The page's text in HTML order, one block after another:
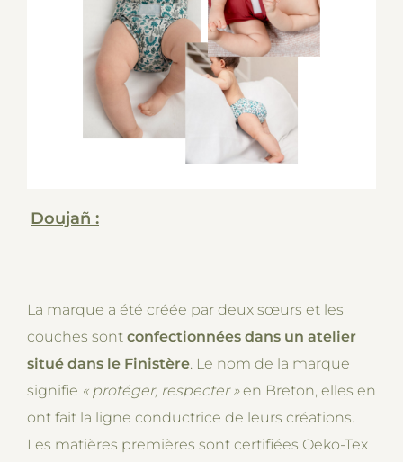
Doujañ :
La marque a été créée par deux sœurs et les
couches sont confectionnées dans un atelier
situé dans le Finistère. Le nom de la marque
signifie « protéger, respecter»en Breton, elles en
ont fait la ligne conductrice de leurs créations.
Les matières premières sont certifiées Oeko-Tex